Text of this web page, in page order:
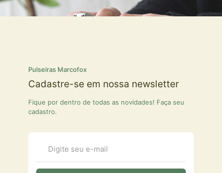
Pulseiras Marcofox
Cadastre-se em nossa newsletter
Fique por dentro de todas as novidades! Faça seu
cadastro.